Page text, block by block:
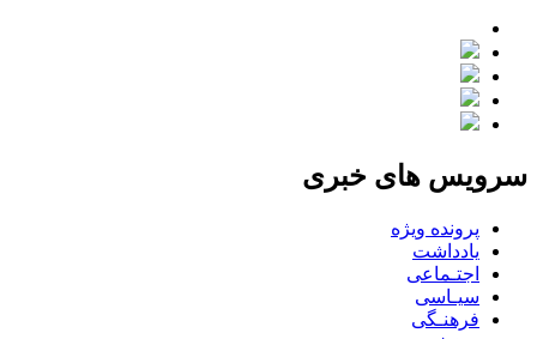
سرویس های خبری
پرونده ویژه
یادداشت
اجتـماعی
سیـاسی
فرهنـگی